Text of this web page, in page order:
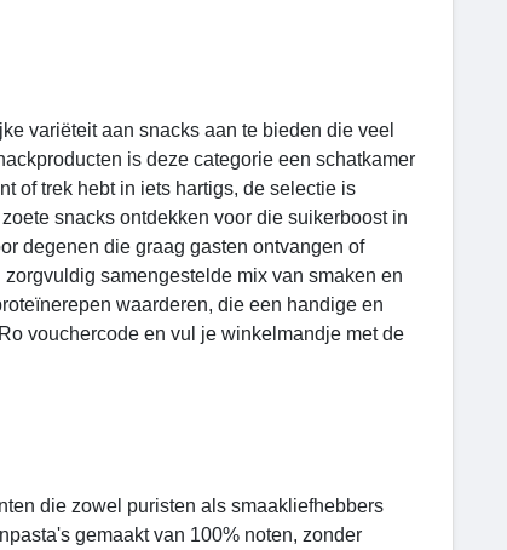
variëteit aan snacks aan te bieden die veel
is deze categorie een schatkamer
of trek hebt in iets hartigs, de selectie is
snacks ontdekken voor die suikerboost in
degenen die graag gasten ontvangen of
samengestelde mix van smaken en
waarderen, die een handige en
vouchercode en vul je winkelmandje met de
die zowel puristen als smaakliefhebbers
gemaakt van 100% noten, zonder